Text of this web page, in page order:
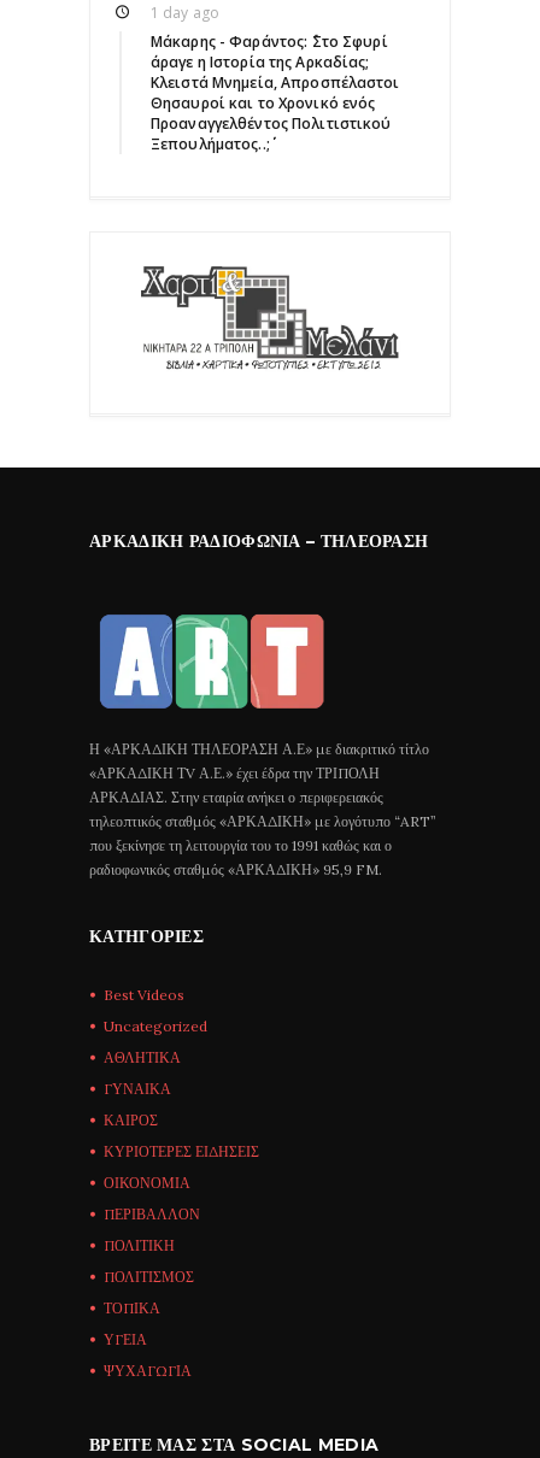
1 day ago
Μάκαρης - Φαράντος: ΄΄Στο Σφυρί
άραγε η Ιστορία της Αρκαδίας;
Κλειστά Μνημεία, Απροσπέλαστοι
Θησαυροί και το Χρονικό ενός
Προαναγγελθέντος Πολιτιστικού
Ξεπουλήματος..;΄΄
ΑΡΚΑΔΙΚΉ ΡΑΔΙΟΦΩΝΊΑ – ΤΗΛΕΌΡΑΣΗ
Η «ΑΡΚΑΔΙΚΗ ΤΗΛΕΟΡΑΣΗ Α.Ε» με διακριτικό τίτλο
«ΑΡΚΑΔΙΚΗ ΤV Α.Ε.» έχει έδρα την ΤΡΙΠΟΛΗ
ΑΡΚΑΔΙΑΣ. Στην εταιρία ανήκει ο περιφερειακός
τηλεοπτικός σταθμός «ΑΡΚΑΔΙΚΗ» με λογότυπο “ART”
που ξεκίνησε τη λειτουργία του το 1991 καθώς και ο
ραδιοφωνικός σταθμός «ΑΡΚΑΔΙΚΗ» 95,9 FM.
ΚΑΤΗΓΟΡΊΕΣ
Best Videos
Uncategorized
ΑΘΛΗΤΙΚΑ
ΓΥΝΑΙΚΑ
ΚΑΙΡΟΣ
ΚΥΡΙΟΤΕΡΕΣ ΕΙΔΗΣΕΙΣ
ΟΙΚΟΝΟΜΙΑ
ΠΕΡΙΒΑΛΛΟΝ
ΠΟΛΙΤΙΚΗ
ΠΟΛΙΤΙΣΜΟΣ
ΤΟΠΙΚΑ
ΥΓΕΙΑ
ΨΥΧΑΓΩΓΙΑ
ΒΡΕΊΤΕ ΜΑΣ ΣΤΑ SOCIAL MEDIA